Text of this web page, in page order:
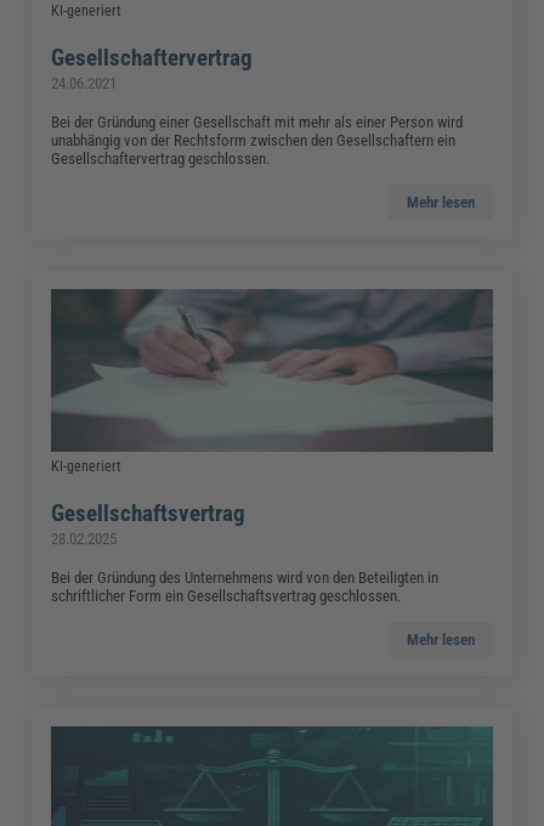
KI-generiert
Gesellschaftervertrag
24.06.2021
Bei der Gründung einer Gesellschaft mit mehr als einer Person wird
unabhängig von der Rechtsform zwischen den Gesellschaftern ein
Gesellschaftervertrag geschlossen.
Mehr lesen
KI-generiert
Gesellschaftsvertrag
28.02.2025
Bei der Gründung des Unternehmens wird von den Beteiligten in
schriftlicher Form ein Gesellschaftsvertrag geschlossen.
Mehr lesen